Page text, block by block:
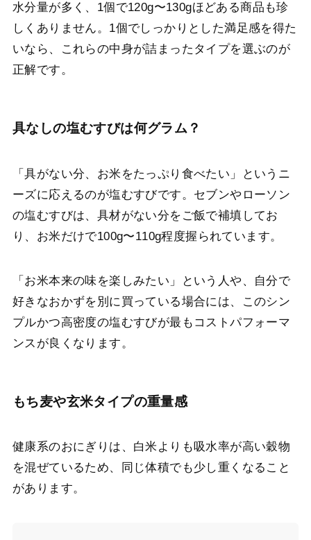
水分量が多く、1個で120g〜130gほどある商品も珍
しくありません。1個でしっかりとした満足感を得た
いなら、これらの中身が詰まったタイプを選ぶのが
正解です。
具なしの塩むすびは何グラム？
「具がない分、お米をたっぷり食べたい」というニ
ーズに応えるのが塩むすびです。セブンやローソン
の塩むすびは、具材がない分をご飯で補填してお
り、お米だけで100g〜110g程度握られています。
「お米本来の味を楽しみたい」という人や、自分で
好きなおかずを別に買っている場合には、このシン
プルかつ高密度の塩むすびが最もコストパフォーマ
ンスが良くなります。
もち麦や玄米タイプの重量感
健康系のおにぎりは、白米よりも吸水率が高い穀物
を混ぜているため、同じ体積でも少し重くなること
があります。